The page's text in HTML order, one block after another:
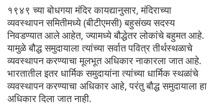
१९४९ च्या बोधगया मंदिर कायद्यानुसार, मंदिराच्या
व्यवस्थापन समितीमध्ये (बीटीएमसी) बहुसंख्य सदस्य
निवडण्यात आले आहेत, ज्यामध्ये बौद्धेतर लोकांचे बहुमत आहे.
यामुळे बौद्ध समुदायाला त्यांच्या सर्वात पवित्र तीर्थस्थळाचे
व्यवस्थापन करण्याचा मूलभूत अधिकार नाकारला जात आहे.
भारतातील इतर धार्मिक समुदायांना त्यांच्या धार्मिक स्थळांचे
व्यवस्थापन करण्याचा अधिकार आहे, परंतु बौद्ध समुदायाला हा
अधिकार दिला जात नाही.